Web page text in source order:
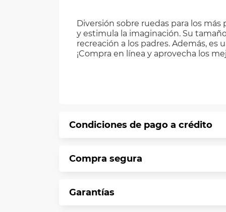
Diversión sobre ruedas para los
y estimula la imaginación. Su
recreación a los padres. Además,
¡Compra en línea y aprovecha los
Condiciones de pago a crédito
Compra segura
Garantías